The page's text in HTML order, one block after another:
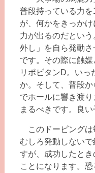
普段持っている力
が、何かをきっか
力が出るのだとい
外し」を自ら発動
です。その際に触
リポビタンD。いっ
か。そして、普段
でホールに響き渡
まるべきです。良
このドーピングは
むしろ発動しない
すが、成功したと
ことになります。恐